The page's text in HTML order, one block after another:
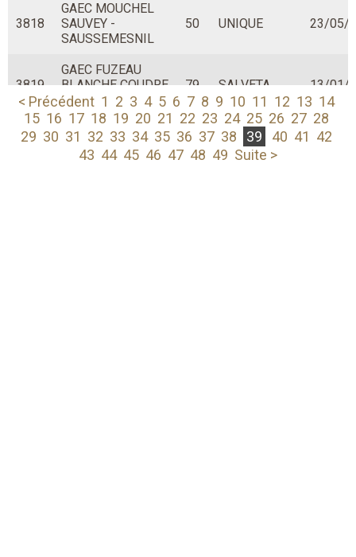
3818
GAEC MOUCHEL
SAUVEY -
SAUSSEMESNIL
50 UNIQUE 23/05/
3819
GAEC FUZEAU
BLANCHE COUDRE
- BRESSUIRE
79 SALVETA 13/01/
3820
GAEC DE LA
BORDE -
MONTMIRAIL
72 UNE OASIS 27/06/
< Précédent 1 2 3 4 5 6 7 8 9 10 11 12 13 14
15 16 17 18 19 20 21 22 23 24 25 26 27 28
29 30 31 32 33 34 35 36 37 38 39 40 41 42
43 44 45 46 47 48 49 Suite >